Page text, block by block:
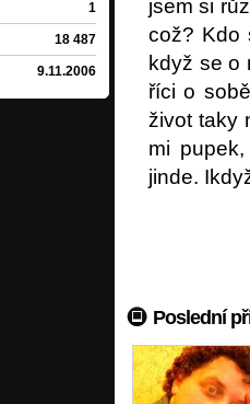
1
18 487
9.11.2006
jsem si
což? Kdo
když se o
říci o
život taky
mi
jinde.
Poslední